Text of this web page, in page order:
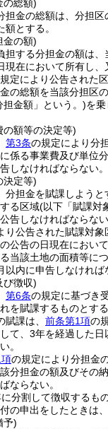
の総額)
担金の総額は、分担
とする。
金の額)
担する分担金の額は、
現在において所有し、
定により公告された
の総額を当該分担区
担金額」という。)を
額等の決定等)
第3条の規定により分
係る事業費及び単位
しなければならない。
決定等)
分担金を賦課しようと
る区域(以下「賦課対
告しなければならない
り公告された賦課対象
の公告の日現在におい
当該土地の面積等に
以内に申告しなければ
び徴収)
第6条の規定に基づき
を賦課するものとする
賦課は、 前条第1項の
て、3年を経過した日
。
の規定により分担金
分担金の額及びその
ならない。
分割して徴収するも
の申出をしたときは
予)